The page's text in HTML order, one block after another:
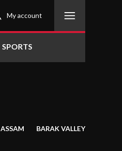
My account
SPORTS
ASSAM BARAK VALLEY